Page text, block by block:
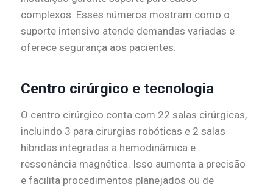
complexos. Esses números mostram como o
suporte intensivo atende demandas variadas e
oferece segurança aos pacientes.
Centro cirúrgico e tecnologia
O centro cirúrgico conta com 22 salas cirúrgicas,
incluindo 3 para cirurgias robóticas e 2 salas
híbridas integradas a hemodinâmica e
ressonância magnética. Isso aumenta a precisão
e facilita procedimentos planejados ou de